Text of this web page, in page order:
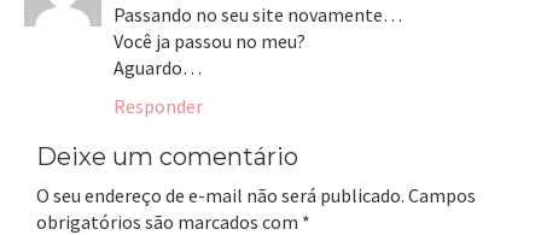
Passando no seu site novamente…
Você ja passou no meu?
Aguardo…
Responder
Deixe um comentário
O seu endereço de e-mail não será publicado. Campos
obrigatórios são marcados com *